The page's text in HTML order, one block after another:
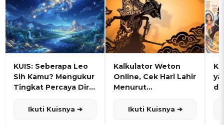
KUIS: Seberapa Leo
Sih Kamu? Mengukur
Tingkat Percaya Diri
Ikuti Kuisnya ➔
Kalkulator Weton
Online, Cek Hari Lahir
Menurut
Ikuti Kuisnya ➔